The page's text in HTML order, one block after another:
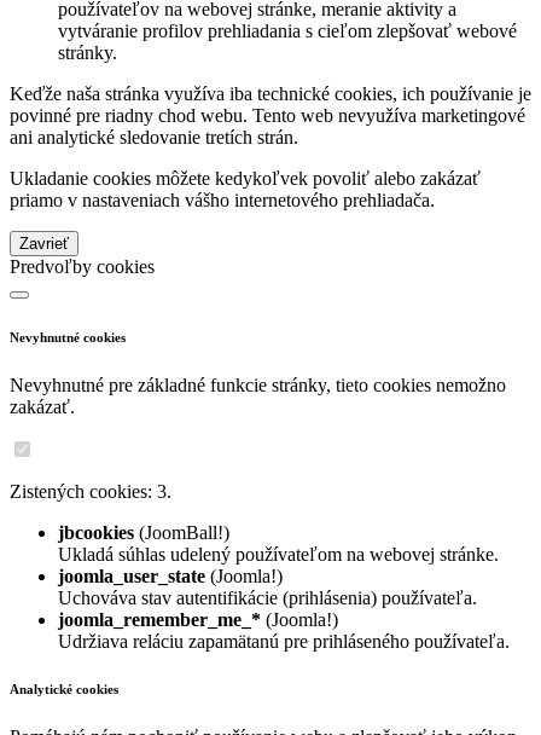
používateľov na webovej stránke, meranie aktivity a
vytváranie profilov prehliadania s cieľom zlepšovať webové
stránky.
Keďže naša stránka využíva iba technické cookies, ich používanie je
povinné pre riadny chod webu. Tento web nevyužíva marketingové
ani analytické sledovanie tretích strán.
Ukladanie cookies môžete kedykoľvek povoliť alebo zakázať
priamo v nastaveniach vášho internetového prehliadača.
Zavrieť
Predvoľby cookies
Nevyhnutné cookies
Nevyhnutné pre základné funkcie stránky, tieto cookies nemožno
zakázať.
Zistených cookies: 3.
jbcookies (JoomBall!)
Ukladá súhlas udelený používateľom na webovej stránke.
joomla_user_state (Joomla!)
Uchováva stav autentifikácie (prihlásenia) používateľa.
joomla_remember_me_* (Joomla!)
Udržiava reláciu zapamätanú pre prihláseného používateľa.
Analytické cookies